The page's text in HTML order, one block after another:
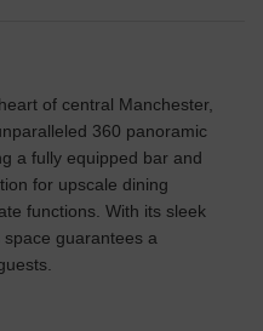
of central Manchester,
360 panoramic
a fully equipped bar and
for upscale dining
functions. With its sleek
guarantees a